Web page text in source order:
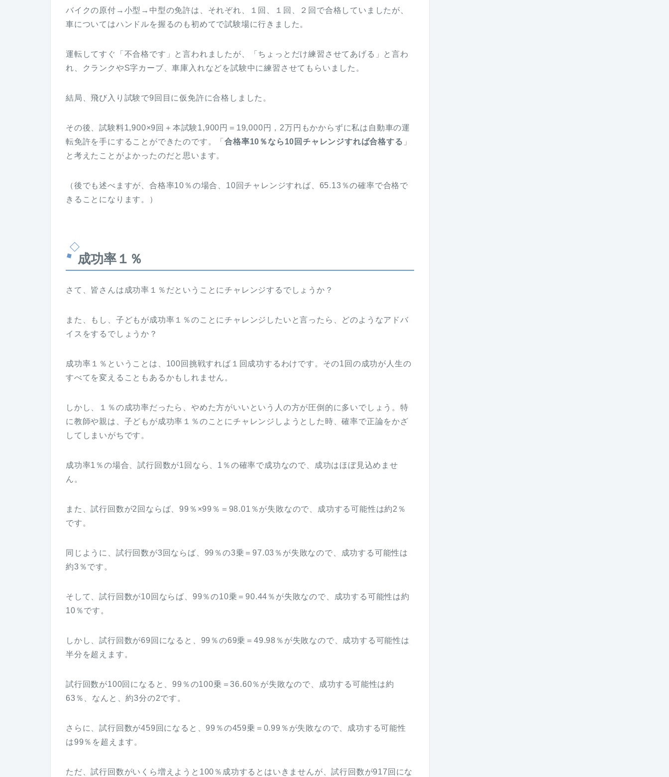
バイクの原付→小型→中型の免許は、それぞれ、１回、１回、２回で合格していましたが、
車についてはハンドルを握るのも初めてで試験場に行きました。
運転してすぐ「不合格です」と言われましたが、「ちょっとだけ練習させてあげる」と言わ
れ、クランクやS字カーブ、車庫入れなどを試験中に練習させてもらいました。
結局、飛び入り試験で9回目に仮免許に合格しました。
その後、試験料1,900×9回＋本試験1,900円＝19,000円，2万円もかからずに私は自動車の運
転免許を手にすることができたのです。「合格率10％なら10回チャレンジすれば合格する 」
と考えたことがよかったのだと思います。
（後でも述べますが、合格率10％の場合、10回チャレンジすれば、65.13％の確率で合格で
きることになります。）
成功率１％
さて、皆さんは成功率１％だということにチャレンジするでしょうか？
また、もし、子どもが成功率１％のことにチャレンジしたいと言ったら、どのようなアドバ
イスをするでしょうか？
成功率１％ということは、100回挑戦すれば１回成功するわけです。その1回の成功が人生の
すべてを変えることもあるかもしれません。
しかし、１％の成功率だったら、やめた方がいいという人の方が圧倒的に多いでしょう。特
に教師や親は、子どもが成功率１％のことにチャレンジしようとした時、確率で正論をかざ
してしまいがちです。
成功率1％の場合、試行回数が1回なら、1％の確率で成功なので、成功はほぼ見込めませ
ん。
また、試行回数が2回ならば、99％×99％＝98.01％が失敗なので、成功する可能性は約2％
です。
同じように、試行回数が3回ならば、99％の3乗＝97.03％が失敗なので、成功する可能性は
約3％です。
そして、試行回数が10回ならば、99％の10乗＝90.44％が失敗なので、成功する可能性は約
10％です。
しかし、試行回数が69回になると、99％の69乗＝49.98％が失敗なので、成功する可能性は
半分を超えます。
試行回数が100回になると、99％の100乗＝36.60％が失敗なので、成功する可能性は約
63％、なんと、約3分の2です。
さらに、試行回数が459回になると、99％の459乗＝0.99％が失敗なので、成功する可能性
は99％を超えます。
ただ、試行回数がいくら増えようと100％成功するとはいきませんが、試行回数が917回にな